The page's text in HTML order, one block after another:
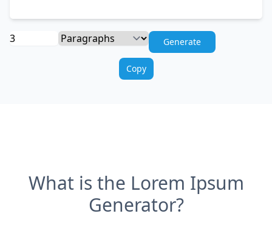
Generate
Copy
What is the Lorem Ipsum
Generator?